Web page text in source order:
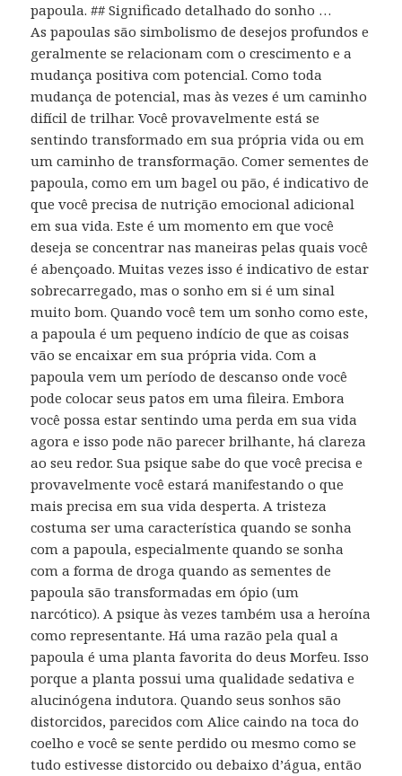
papoula. ## Significado detalhado do sonho …
As papoulas são simbolismo de desejos profundos e
geralmente se relacionam com o crescimento e a
mudança positiva com potencial. Como toda
mudança de potencial, mas às vezes é um caminho
difícil de trilhar. Você provavelmente está se
sentindo transformado em sua própria vida ou em
um caminho de transformação. Comer sementes de
papoula, como em um bagel ou pão, é indicativo de
que você precisa de nutrição emocional adicional
em sua vida. Este é um momento em que você
deseja se concentrar nas maneiras pelas quais você
é abençoado. Muitas vezes isso é indicativo de estar
sobrecarregado, mas o sonho em si é um sinal
muito bom. Quando você tem um sonho como este,
a papoula é um pequeno indício de que as coisas
vão se encaixar em sua própria vida. Com a
papoula vem um período de descanso onde você
pode colocar seus patos em uma fileira. Embora
você possa estar sentindo uma perda em sua vida
agora e isso pode não parecer brilhante, há clareza
ao seu redor. Sua psique sabe do que você precisa e
provavelmente você estará manifestando o que
mais precisa em sua vida desperta. A tristeza
costuma ser uma característica quando se sonha
com a papoula, especialmente quando se sonha
com a forma de droga quando as sementes de
papoula são transformadas em ópio (um
narcótico). A psique às vezes também usa a heroína
como representante. Há uma razão pela qual a
papoula é uma planta favorita do deus Morfeu. Isso
porque a planta possui uma qualidade sedativa e
alucinógena indutora. Quando seus sonhos são
distorcidos, parecidos com Alice caindo na toca do
coelho e você se sente perdido ou mesmo como se
tudo estivesse distorcido ou debaixo d’água, então